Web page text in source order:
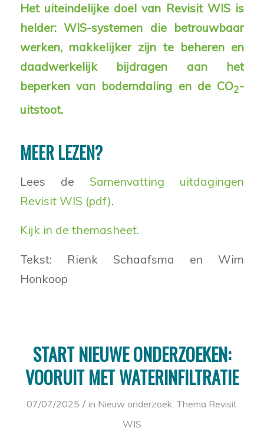
Het uiteindelijke doel van Revisit WIS is
helder: WIS-systemen die betrouwbaar
werken, makkelijker zijn te beheren en
daadwerkelijk bijdragen aan het
beperken van bodemdaling en de CO2-
uitstoot.
MEER LEZEN?
Lees de Samenvatting uitdagingen
Revisit WIS (pdf).
Kijk in de themasheet.
Tekst: Rienk Schaafsma en Wim
Honkoop
START NIEUWE ONDERZOEKEN:
VOORUIT MET WATERINFILTRATIE
07/07/2025 / in Nieuw onderzoek, Thema Revisit
WIS